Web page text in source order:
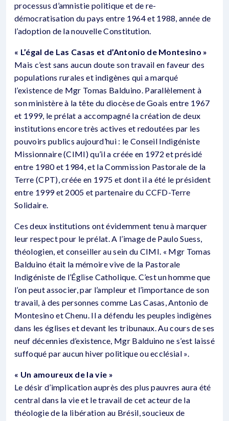
processus d’amnistie politique et de re-
démocratisation du pays entre 1964 et 1988, année de
l’adoption de la nouvelle Constitution.
« L’égal de Las Casas et d’Antonio de Montesino »
Mais c’est sans aucun doute son travail en faveur des
populations rurales et indigènes qui a marqué
l’existence de Mgr Tomas Balduino. Parallèlement à
son ministère à la tête du diocèse de Goais entre 1967
et 1999, le prélat a accompagné la création de deux
institutions encore très actives et redoutées par les
pouvoirs publics aujourd’hui : le Conseil Indigéniste
Missionnaire (CIMI) qu’il a créée en 1972 et présidé
entre 1980 et 1984, et la Commission Pastorale de la
Terre (CPT), créée en 1975 et dont il a été le président
entre 1999 et 2005 et partenaire du CCFD-Terre
Solidaire.
Ces deux institutions ont évidemment tenu à marquer
leur respect pour le prélat. A l’image de Paulo Suess,
théologien, et conseiller au sein du CIMI. « Mgr Tomas
Balduino était la mémoire vive de la Pastorale
Indigéniste de l’Église Catholique. C’est un homme que
l’on peut associer, par l’ampleur et l’importance de son
travail, à des personnes comme Las Casas, Antonio de
Montesino et Chenu. Il a défendu les peuples indigènes
dans les églises et devant les tribunaux. Au cours de ses
neuf décennies d’existence, Mgr Balduino ne s’est laissé
suffoqué par aucun hiver politique ou ecclésial ».
« Un amoureux de la vie »
Le désir d’implication auprès des plus pauvres aura été
central dans la vie et le travail de cet acteur de la
théologie de la libération au Brésil, soucieux de